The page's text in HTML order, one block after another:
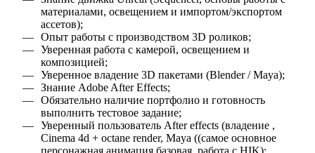
материалами, освещением и импортом/экспортом
ассетов);
Опыт работы с производством 3D роликов;
Уверенная работа с камерой, освещением и
композицией;
Уверенное владение 3D пакетами (Blender / Maya);
Знание Adobe After Effects;
Обязательно наличие портфолио и готовность
выполнить тестовое задание;
Уверенный пользователь After effects (владение ,
Cinema 4d + octane render, Мaya ((самое основное
персонажная анимация базовая, работа с HIK);